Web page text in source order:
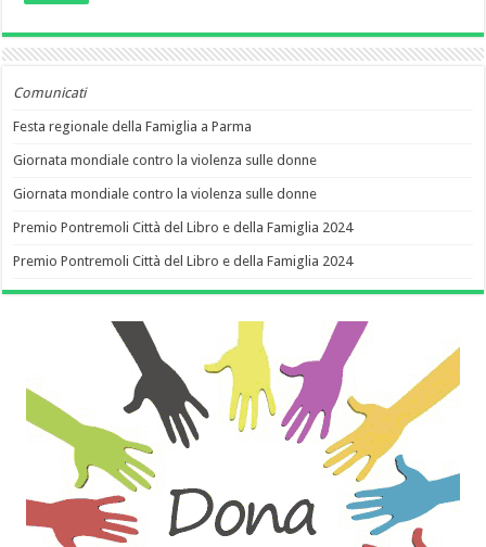
Comunicati
Festa regionale della Famiglia a Parma
Giornata mondiale contro la violenza sulle donne
Giornata mondiale contro la violenza sulle donne
Premio Pontremoli Città del Libro e della Famiglia 2024
Premio Pontremoli Città del Libro e della Famiglia 2024